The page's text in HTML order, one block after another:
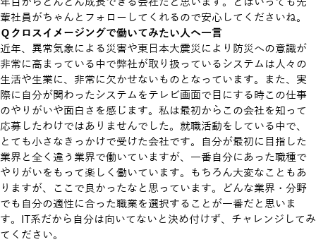
輩社員がちゃんとフォローしてくれるので安心してくださいね。
Ｑクロスイメージングで働いてみたい人へ一言
近年、異常気象による災害や東日本大震災により防災への意識が
非常に高まっている中で弊社が取り扱っているシステムは人々の
生活や生業に、非常に欠かせないものとなっています。また、実
際に自分が関わったシステムをテレビ画面で目にする時この仕事
のやりがいや面白さを感じます。私は最初からこの会社を知って
応募したわけではありませんでした。就職活動をしている中で、
とても小さなきっかけで受けた会社です。自分が最初に目指した
業界と全く違う業界で働いていますが、一番自分にあった職種で
やりがいをもって楽しく働いています。もちろん大変なこともあ
りますが、ここで良かったなと思っています。どんな業界・分野
でも自分の適性に合った職業を選択することが一番だと思いま
す。IT系だから自分は向いてないと決め付けず、チャレンジしてみ
てください。